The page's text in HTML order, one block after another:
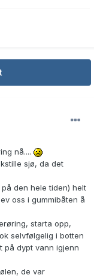
nå....
sjø, da det
den hele tiden) helt
oss i gummibåten å
starta opp,
selvfølgelig i botten
på dypt vann igjenn
de var